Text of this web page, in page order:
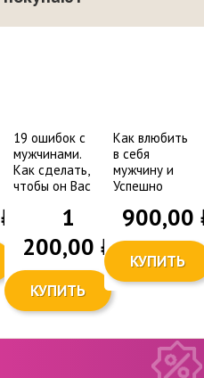
₽
19 ошибок с
мужчинами.
Как сделать,
чтобы он Вас
1
200,00 ₽
КУПИТЬ
Как влюбить
в себя
мужчину и
Успешно
900,00
КУПИТЬ